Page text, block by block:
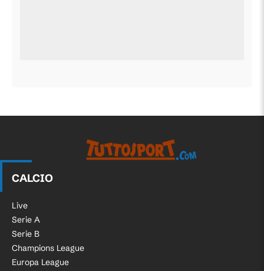
CALCIO
Live
Serie A
Serie B
Champions League
Europa League